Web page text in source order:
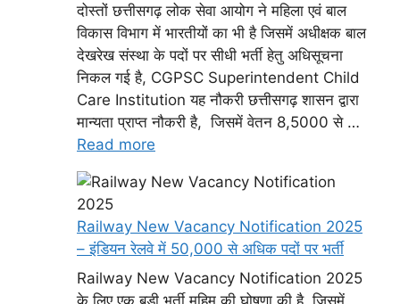
दोस्तों छत्तीसगढ़ लोक सेवा आयोग ने महिला एवं बाल
विकास विभाग में भारतीयों का भी है जिसमें अधीक्षक बाल
देखरेख संस्था के पदों पर सीधी भर्ती हेतु अधिसूचना
निकल गई है, CGPSC Superintendent Child
Care Institution यह नौकरी छत्तीसगढ़ शासन द्वारा
मान्यता प्राप्त नौकरी है, जिसमें वेतन 8,5000 से …
Read more
Railway New Vacancy Notification 2025
– इंडियन रेलवे में 50,000 से अधिक पदों पर भर्ती
Railway New Vacancy Notification 2025
के लिए एक बड़ी भर्ती मुहिम की घोषणा की है, जिसमें